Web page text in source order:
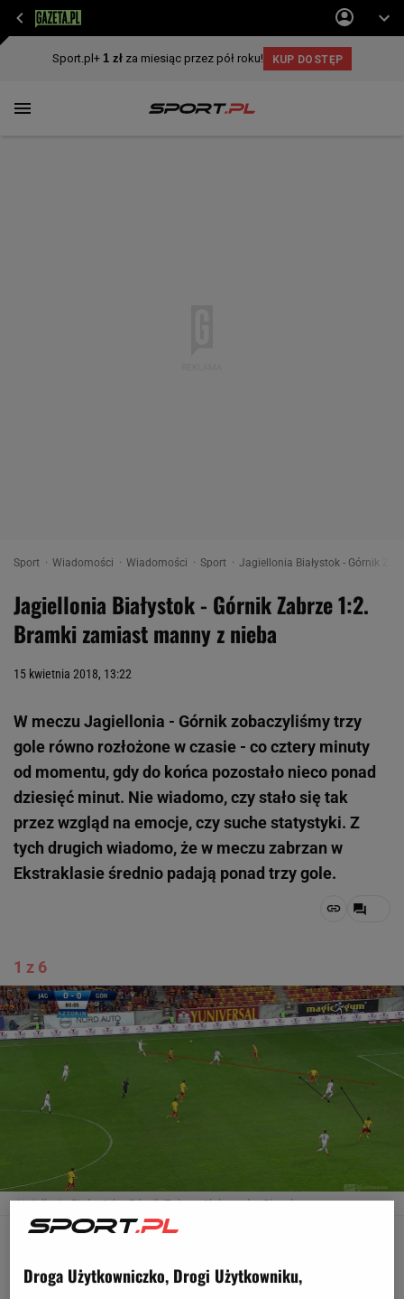
Sport Wiadomości Wiadomości Sport Jagiellonia Białystok - Górnik
Jagiellonia Białystok - Górnik Zabrze 1:2.
Bramki zamiast manny z nieba
15 kwietnia 2018, 13:22
W meczu Jagiellonia - Górnik zobaczyliśmy trzy
gole równo rozłożone w czasie - co cztery minuty
od momentu, gdy do końca pozostało nieco ponad
dziesięć minut. Nie wiadomo, czy stało się tak
przez wzgląd na emocje, czy suche statystyki. Z
tych drugich wiadomo, że w meczu zabrzan w
Ekstraklasie średnio padają ponad trzy gole.
1 z 6
Jagiellonia Białystok - Górnik ZabrzeAleksandra Sieczka
Jeśli ktoś zdecydował się obejrzeć tylko ostatni
Droga Użytkowniczko, Drogi Użytkowniku,